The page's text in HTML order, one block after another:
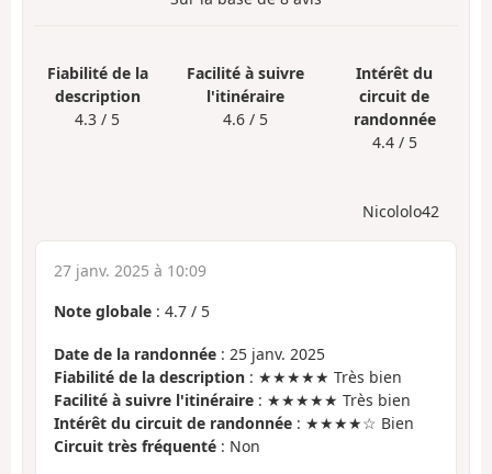
Fiabilité de la
description
4.3 / 5
Facilité à suivre
l'itinéraire
4.6 / 5
Intérêt du
circuit de
randonnée
4.4 / 5
Nicololo42
27 janv. 2025 à 10:09
Note globale : 4.7 / 5
Date de la randonnée : 25 janv. 2025
Fiabilité de la description : ★★★★★ Très bien
Facilité à suivre l'itinéraire : ★★★★★ Très bien
Intérêt du circuit de randonnée : ★★★★☆ Bien
Circuit très fréquenté : Non